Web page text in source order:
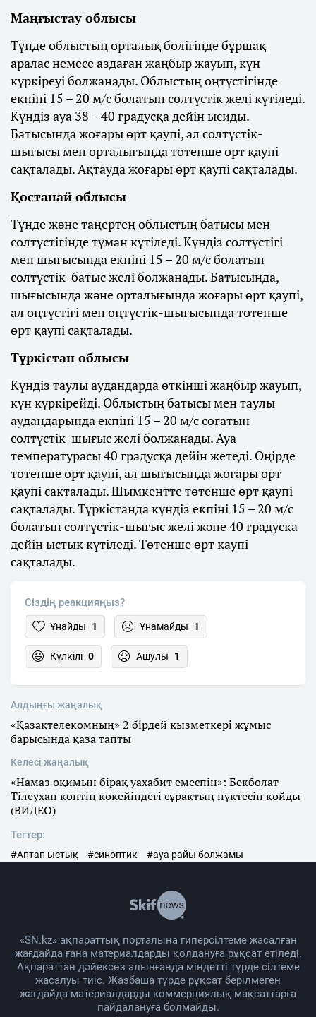
Маңғыстау облысы
Түнде облыстың орталық бөлігінде бұршақ
аралас немесе аздаған жаңбыр жауып, күн
күркіреуі болжанады. Облыстың оңтүстігінде
екпіні 15 – 20 м/с болатын солтүстік желі күтіледі.
Күндіз ауа 38 – 40 градусқа дейін ысиды.
Батысында жоғары өрт қаупі, ал солтүстік-
шығысы мен орталығында төтенше өрт қаупі
сақталады. Ақтауда жоғары өрт қаупі сақталады.
Қостанай облысы
Түнде және таңертең облыстың батысы мен
солтүстігінде тұман күтіледі. Күндіз солтүстігі
мен шығысында екпіні 15 – 20 м/с болатын
солтүстік-батыс желі болжанады. Батысында,
шығысында және орталығында жоғары өрт қаупі,
ал оңтүстігі мен оңтүстік-шығысында төтенше
өрт қаупі сақталады.
Түркістан облысы
Күндіз таулы аудандарда өткінші жаңбыр жауып,
күн күркірейді. Облыстың батысы мен таулы
аудандарында екпіні 15 – 20 м/с соғатын
солтүстік-шығыс желі болжанады. Ауа
температурасы 40 градусқа дейін жетеді. Өңірде
төтенше өрт қаупі, ал шығысында жоғары өрт
қаупі сақталады. Шымкентте төтенше өрт қаупі
сақталады. Түркістанда күндіз екпіні 15 – 20 м/с
болатын солтүстік-шығыс желі және 40 градусқа
дейін ыстық күтіледі. Төтенше өрт қаупі
сақталады.
Сіздің реакцияңыз?
Ұнайды 1 Ұнамайды 1
Күлкілі 0 Ашулы 1
Алдыңғы жаңалық
«Қазақтелекомның» 2 бірдей қызметкері жұмыс
барысында қаза тапты
Келесі жаңалық
«Намаз оқимын бірақ уахабит емеспін»: Бекболат
Тілеухан көптің көкейіндегі сұрақтың нүктесін қойды
(ВИДЕО)
Тегтер:
#Аптап ыстық #синоптик #ауа райы болжамы
«SN.kz» ақпараттық порталына гиперсілтеме жасалған
жағдайда ғана материалдарды қолдануға рұқсат етіледі.
Ақпараттан дәйексөз алынғанда міндетті түрде сілтеме
жасалуы тиіс. Жазбаша түрде рұқсат берілмеген
жағдайда материалдарды коммерциялық мақсаттарға
пайдалануға болмайды.